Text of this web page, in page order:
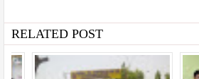
RELATED POST